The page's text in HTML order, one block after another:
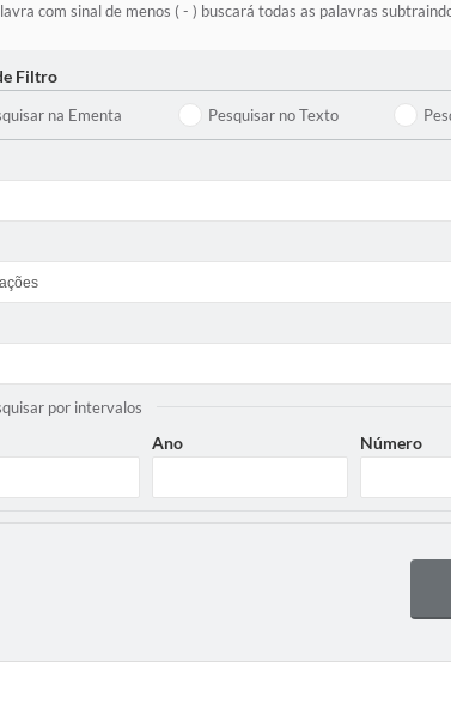
com sinal de menos ( - ) buscará todas as palavras
Filtro
na Ementa Pesquisar no Texto
por intervalos
Ano Número